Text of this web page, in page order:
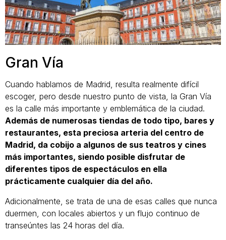
Gran Vía
Cuando hablamos de Madrid, resulta realmente difícil
escoger, pero desde nuestro punto de vista, la Gran Vía
es la calle más importante y emblemática de la ciudad.
Además de numerosas tiendas de todo tipo, bares y
restaurantes, esta preciosa arteria del centro de
Madrid, da cobijo a algunos de sus teatros y cines
más importantes, siendo posible disfrutar de
diferentes tipos de espectáculos en ella
prácticamente cualquier día del año.
Adicionalmente, se trata de una de esas calles que nunca
duermen, con locales abiertos y un flujo continuo de
transeúntes las 24 horas del día.